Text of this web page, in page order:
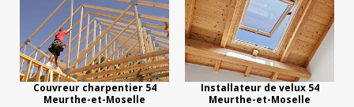
Couvreur charpentier 54
Meurthe-et-Moselle
Installateur de velux 54
Meurthe-et-Moselle